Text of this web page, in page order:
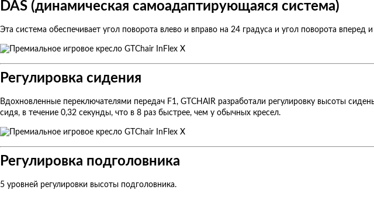
DAS (динамическая самоадаптирующаяся система)
Эта система обеспечивает угол поворота влево и вправо на 24 градуса и угол поворота
Регулировка сидения
Вдохновленные переключателями передач F1, GTCHAIR разработали регулировку высоты
сидя, в течение 0,32 секунды, что в 8 раз быстрее, чем у обычных кресел.
Регулировка подголовника
5 уровней регулировки высоты подголовника.